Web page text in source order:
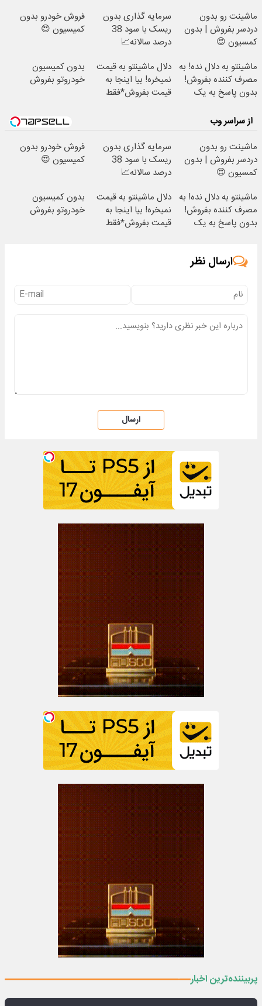
ماشینت رو بدون
دردسر بفروش | بدون
کمسیون 😍
سرمایه گذاری بدون
ریسک با سود 38
درصد سالانه📈
فروش خودرو بدون
کمیسیون 😍
ماشینتو به دلال نده! به
مصرف کننده بفروش!
بدون پاسخ به یک
دلال ماشینتو به قیمت
نمیخره! بیا اینجا به
قیمت بفروش*فقط
بدون کمیسیون
خودروتو بفروش
از سراسر وب
ماشینت رو بدون
دردسر بفروش | بدون
کمسیون 😍
سرمایه گذاری بدون
ریسک با سود 38
درصد سالانه📈
فروش خودرو بدون
کمیسیون 😍
ماشینتو به دلال نده! به
مصرف کننده بفروش!
بدون پاسخ به یک
دلال ماشینتو به قیمت
نمیخره! بیا اینجا به
قیمت بفروش*فقط
بدون کمیسیون
خودروتو بفروش
ارسال نظر
ارسال
پربیننده‌ترین اخبار